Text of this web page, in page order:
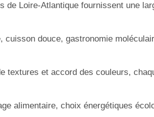
de Loire-Atlantique fournissent une
cuisson douce, gastronomie
textures et accord des couleurs,
alimentaire, choix énergétiques